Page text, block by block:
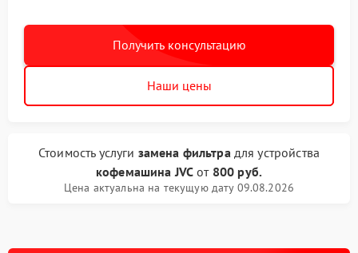
Получить консультацию
Наши цены
Стоимость услуги замена фильтрадля устройства
кофемашина JVC от 800 руб.
Цена актуальна на текущую дату 09.08.2026